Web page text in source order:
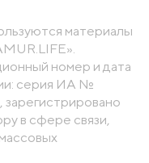
материалы
номер и дата
серия ИА №
в сфере связи,